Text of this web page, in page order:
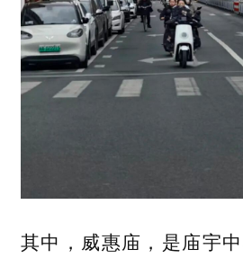
其中， 威惠庙 ，是庙宇